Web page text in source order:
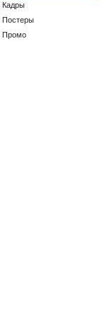
Кадры
Постеры
Промо